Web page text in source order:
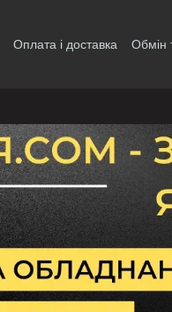
Оплата і доставка Обмін